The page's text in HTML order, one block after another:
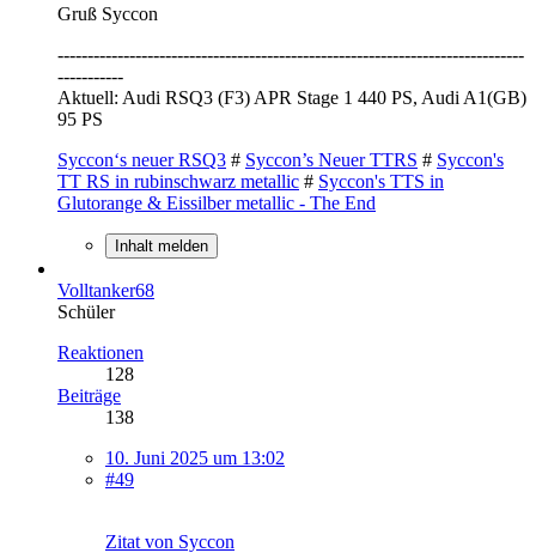
Gruß Syccon
------------------------------------------------------------------------------
-----------
Aktuell: Audi RSQ3 (F3) APR Stage 1 440 PS, Audi A1(GB)
95 PS
Syccon‘s neuer RSQ3 # Syccon’s Neuer TTRS # Syccon's
TT RS in rubinschwarz metallic # Syccon's TTS in
Glutorange & Eissilber metallic - The End
Inhalt melden
Volltanker68
Schüler
Reaktionen
128
Beiträge
138
10. Juni 2025 um 13:02
#49
Zitat von Syccon